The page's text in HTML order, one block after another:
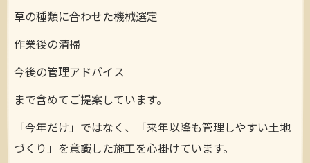
草の種類に合わせた機械選定
作業後の清掃
今後の管理アドバイス
まで含めてご提案しています。
「今年だけ」ではなく、「来年以降も管理しやすい土地
づくり」を意識した施工を心掛けています。